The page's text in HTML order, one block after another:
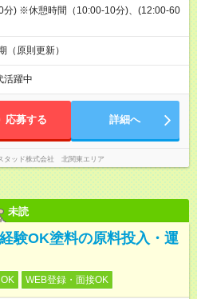
分) ※休憩時間（10:00-10分)、(12:00-60
（原則更新）
活躍中
応募する 詳細へ
タッド株式会社 北関東エリア
未読
験OK塗料の原料投入・運
WEB登録・面接OK